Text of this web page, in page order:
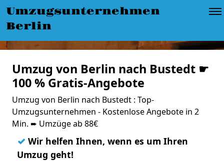
Umzugsunternehmen
Berlin
Umzug von Berlin nach Bustedt ☛
100 % Gratis-Angebote
Umzug von Berlin nach Bustedt : Top-
Umzugsunternehmen - Kostenlose Angebote in 2
Min. ➨ Umzüge ab 88€
✓ Wir helfen Ihnen, wenn es um Ihren
Umzug geht!